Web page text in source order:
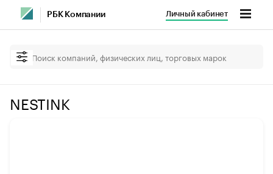
РБК Компании Личный кабинет
NESTINK